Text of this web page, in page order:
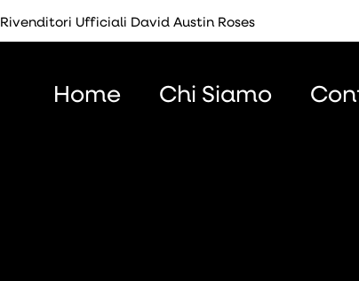
Rivenditori Ufficiali David Austin Roses
Home Chi Siamo